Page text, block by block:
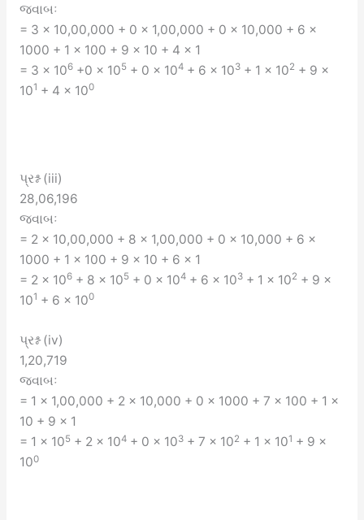
જવાબઃ
= 3 × 10,00,000 + 0 × 1,00,000 + 0 × 10,000 + 6 ×
1000 + 1 × 100 + 9 × 10 + 4 × 1
= 3 × 106+0 × 105+ 0 × 104+ 6 × 103+ 1 × 102 + 9 ×
101 + 4 × 100
પ્રશ્ન (iii)
28,06,196
જવાબઃ
= 2 × 10,00,000 + 8 × 1,00,000 + 0 × 10,000 + 6 ×
1000 + 1 × 100 + 9 × 10 + 6 × 1
= 2 × 106+ 8 × 105+ 0 × 104+ 6 × 103+ 1 × 102 + 9 ×
101 + 6 × 100
પ્રશ્ન (iv)
1,20,719
જવાબઃ
= 1 × 1,00,000 + 2 × 10,000 + 0 × 1000 + 7 × 100 + 1 ×
10 + 9 × 1
= 1 × 105+ 2 × 104+ 0 × 103+ 7 × 102 + 1 × 101 + 9 ×
100